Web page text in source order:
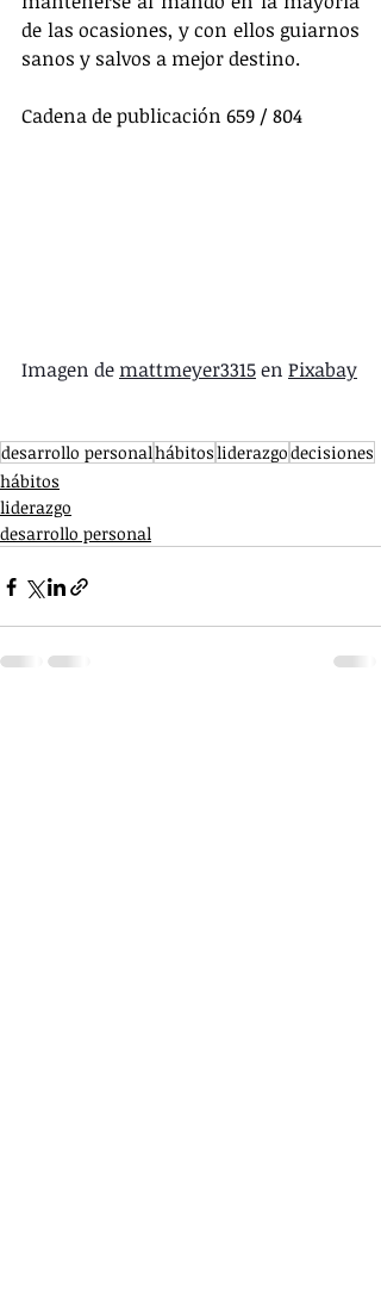
de las ocasiones, y con ellos guiarnos
sanos y salvos a mejor destino.
Cadena de publicación 659 / 804
Imagen de mattmeyer3315 en Pixabay
desarrollo personalhábitosliderazgodecisiones
hábitos
liderazgo
desarrollo personal